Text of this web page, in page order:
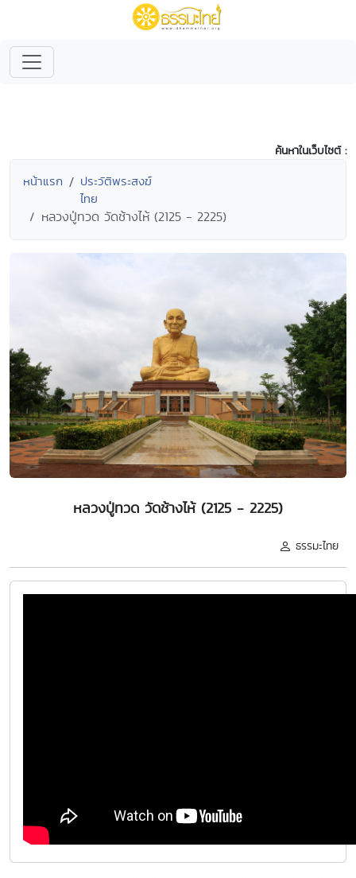
ค้นหาในเว็บไซต์ :
หน้าแรก
ประวัติพระสงฆ์
ไทย
หลวงปู่ทวด วัดช้างไห้ (2125 - 2225)
หลวงปู่ทวด วัดช้างไห้ (2125 - 2225)
ธรรมะไทย